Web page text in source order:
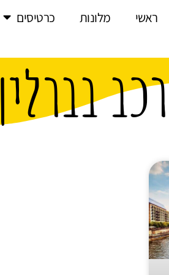
ראשי מלונות כרטיסים
רכב בברלין